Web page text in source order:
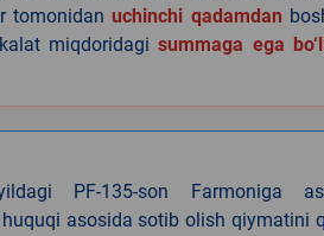
tomonidanuchinchi qadamdan
miqdoridagisummaga ega
PF-135-son Farmoniga
asosida sotib olish qiymatini